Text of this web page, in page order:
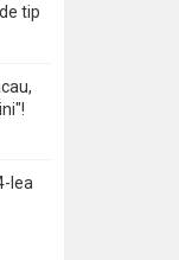
tip
lea